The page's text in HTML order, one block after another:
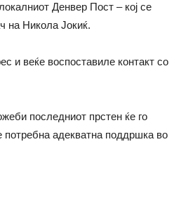
Денвер Пост – кој се
на Никола Јокиќ.
и веќе воспоставиле контакт со
последниот прстен ќе го
потребна адекватна поддршка во